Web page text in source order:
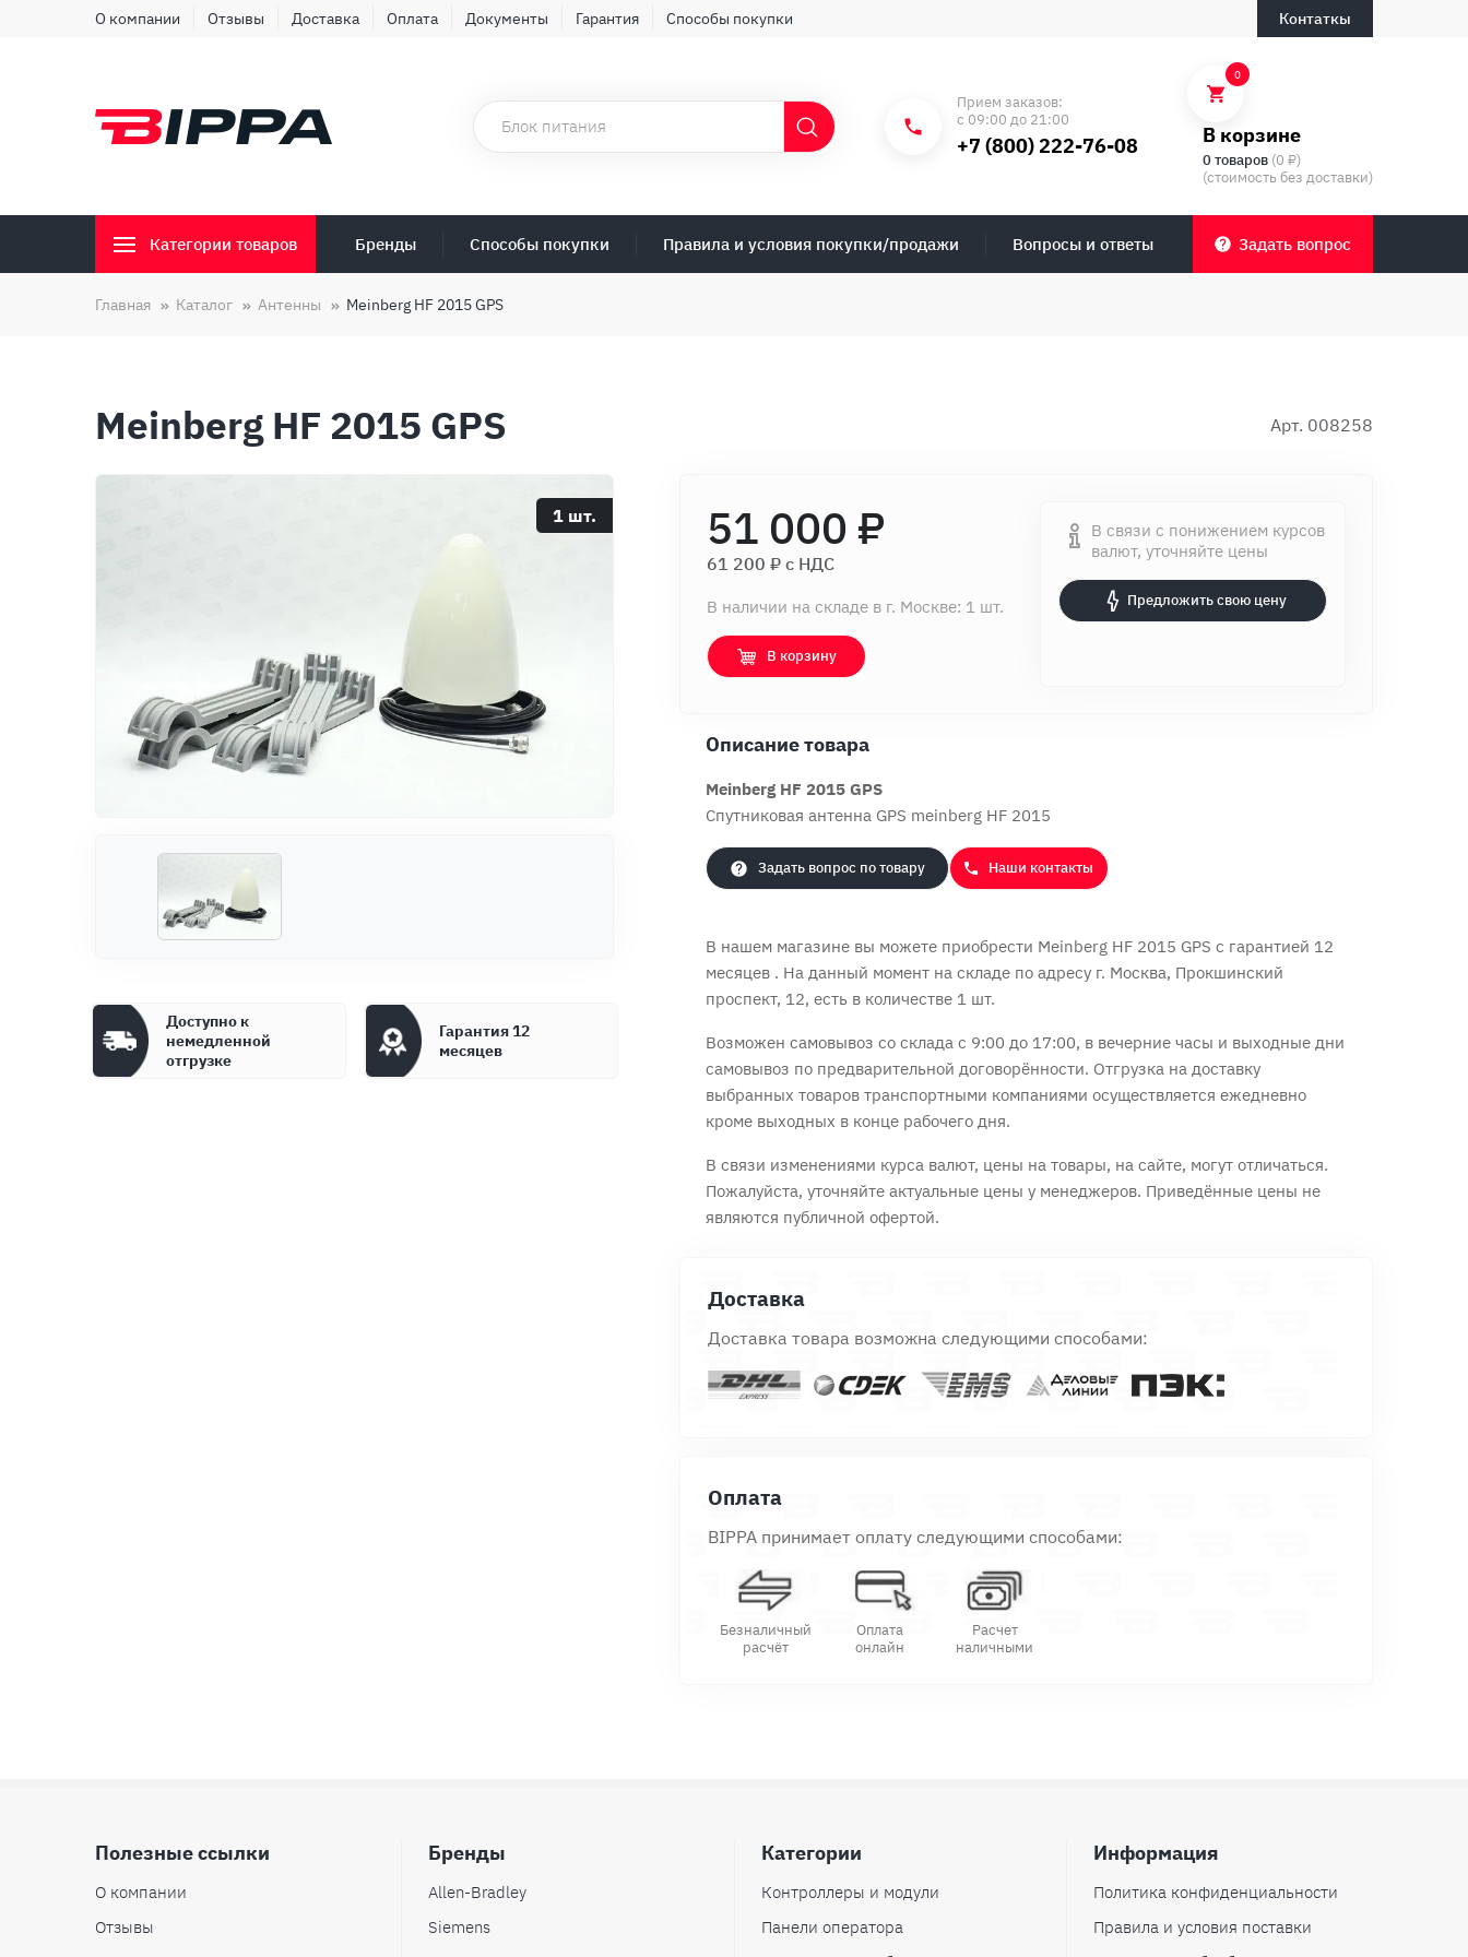
О компании Отзывы Доставка Оплата Документы Гарантия Способы покупки Контаткы
Прием заказов:
с 09:00 до 21:00
+7 (800) 222-76-08
0
В корзине
0 товаров (0 ₽)
(стоимость без доставки)
Категории товаров Бренды Способы покупки Правила и условия покупки/продажи Вопросы и ответы Задать вопрос
Главная Каталог Антенны Meinberg HF 2015 GPS
Meinberg HF 2015 GPS Арт. 008258
1 шт.
Доступно к
немедленной
отгрузке
Гарантия 12
месяцев
51 000 ₽
61 200 ₽ c НДС
В наличии на складе в г. Москве: 1 шт.
В корзину
В связи с понижением курсов
валют, уточняйте цены
Предложить свою цену
Описание товара
Meinberg HF 2015 GPS
Спутниковая антенна GPS meinberg HF 2015
Задать вопрос по товару Наши контакты
В нашем магазине вы можете приобрести Meinberg HF 2015 GPS с гарантией 12
месяцев . На данный момент на складе по адресу г. Москва, Прокшинский
проспект, 12, есть в количестве 1 шт.
Возможен самовывоз со склада с 9:00 до 17:00, в вечерние часы и выходные дни
самовывоз по предварительной договорённости. Отгрузка на доставку
выбранных товаров транспортными компаниями осуществляется ежедневно
кроме выходных в конце рабочего дня.
В связи изменениями курса валют, цены на товары, на сайте, могут отличаться.
Пожалуйста, уточняйте актуальные цены у менеджеров. Приведённые цены не
являются публичной офертой.
Доставка
Доставка товара возможна следующими способами:
Оплата
BIPPA принимает оплату следующими способами:
Безналичный
расчёт
Оплата
онлайн
Расчет
наличными
Полезные ссылки
О компании
Отзывы
Бренды
Allen-Bradley
Siemens
Категории
Контроллеры и модули
Панели оператора
Информация
Политика конфиденциальности
Правила и условия поставки
Оформить заказ